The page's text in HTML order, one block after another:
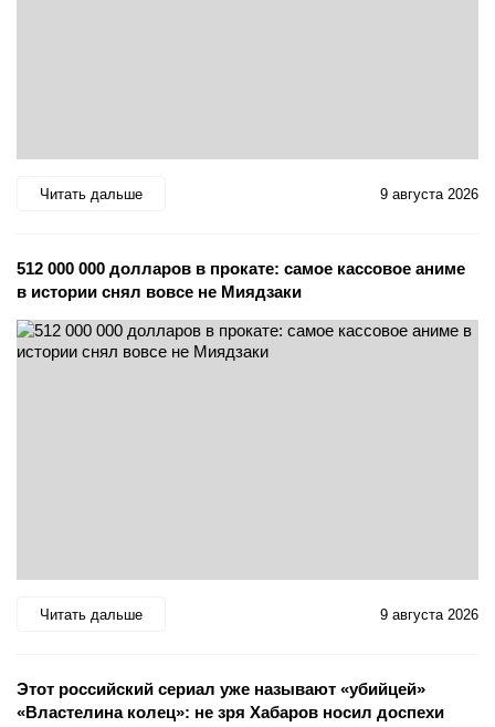
Читать дальше 9 августа 2026
512 000 000 долларов в прокате: самое кассовое аниме
в истории снял вовсе не Миядзаки
Читать дальше 9 августа 2026
Этот российский сериал уже называют «убийцей»
«Властелина колец»: не зря Хабаров носил доспехи